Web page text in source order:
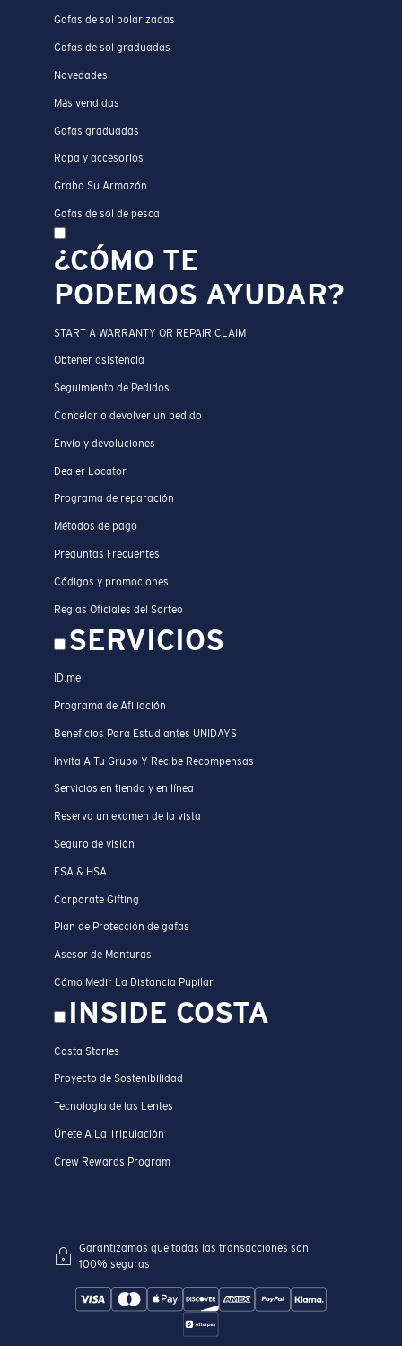
Gafas de sol polarizadas
Gafas de sol graduadas
Novedades
Más vendidas
Gafas graduadas
Ropa y accesorios
Graba Su Armazón
Gafas de sol de pesca
¿CÓMO TE
PODEMOS AYUDAR?
START A WARRANTY OR REPAIR CLAIM
Obtener asistencia
Seguimiento de Pedidos
Cancelar o devolver un pedido
Envío y devoluciones
Dealer Locator
Programa de reparación
Métodos de pago
Preguntas Frecuentes
Códigos y promociones
Reglas Oficiales del Sorteo
SERVICIOS
ID.me
Programa de Afiliación
Beneficios Para Estudiantes UNIDAYS
Invita A Tu Grupo Y Recibe Recompensas
Servicios en tienda y en línea
Reserva un examen de la vista
Seguro de visión
FSA & HSA
Corporate Gifting
Plan de Protección de gafas
Asesor de Monturas
Cómo Medir La Distancia Pupilar
INSIDE COSTA
Costa Stories
Proyecto de Sostenibilidad
Tecnología de las Lentes
Únete A La Tripulación
Crew Rewards Program
Garantizamos que todas las transacciones son
100% seguras